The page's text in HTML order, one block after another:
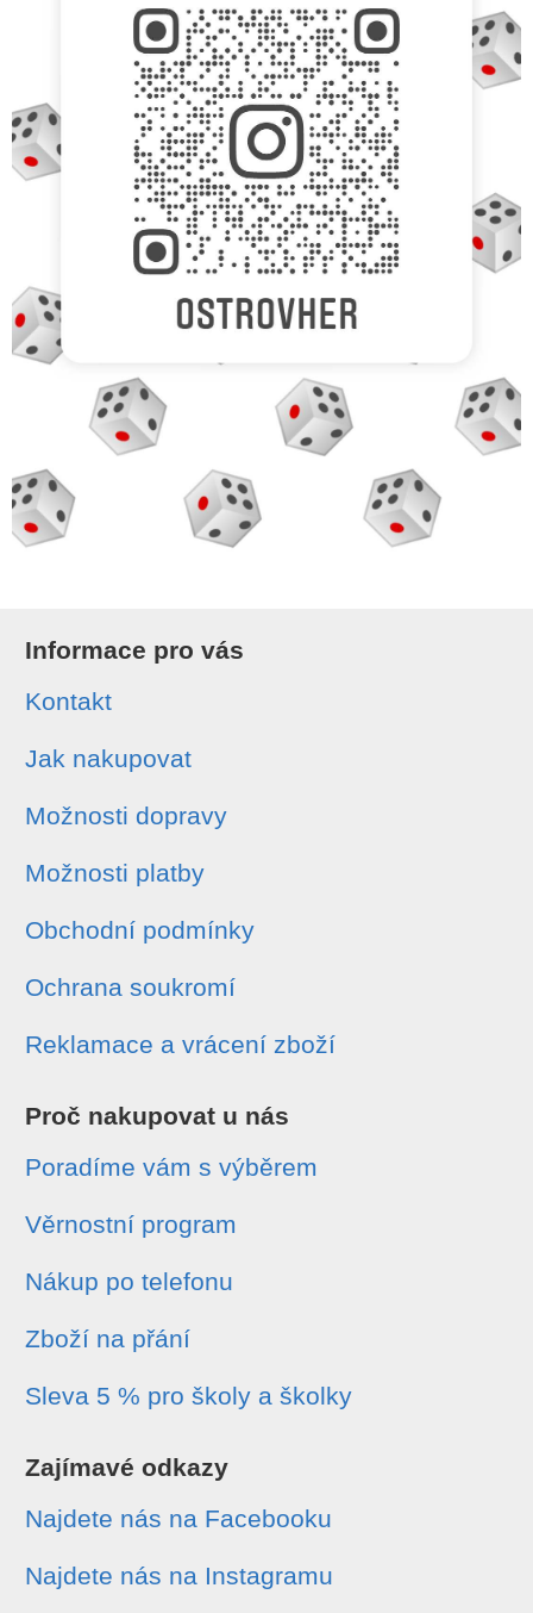
Informace pro vás
Kontakt
Jak nakupovat
Možnosti dopravy
Možnosti platby
Obchodní podmínky
Ochrana soukromí
Reklamace a vrácení zboží
Proč nakupovat u nás
Poradíme vám s výběrem
Věrnostní program
Nákup po telefonu
Zboží na přání
Sleva 5 % pro školy a školky
Zajímavé odkazy
Najdete nás na Facebooku
Najdete nás na Instagramu